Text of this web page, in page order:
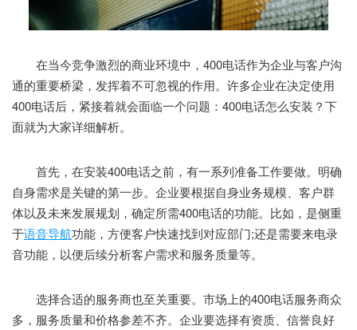
在当今竞争激烈的商业环境中，400电话作为企业与客户沟
通的重要桥梁，发挥着不可忽视的作用。许多企业在决定使用
400电话后，紧接着就会面临一个问题：400电话怎么安装？下
面就为大家详细解析。
首先，在安装400电话之前，有一系列准备工作要做。明确
自身需求是关键的第一步。企业要根据自身业务规模、客户群
体以及未来发展规划，确定所需400电话的功能。比如，是侧重
于语音导航功能，方便客户快速找到对应部门;还是需要来电录
音功能，以便后续分析客户需求和服务质量等。
选择合适的服务商也至关重要。市场上的400电话服务商众
多，服务质量和价格参差不齐。企业要选择有资质、信誉良好